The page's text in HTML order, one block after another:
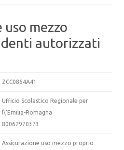
uso mezzo
autorizzati
ZCC0864A41
Ufficio Scolastico Regionale per
l\'Emilia-Romagna
80062970373
Assicurazione uso mezzo proprio